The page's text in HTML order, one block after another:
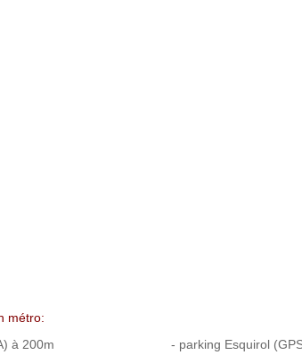
métro:
à 200m
- parking Esquirol